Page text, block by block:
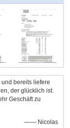
und bereits liefere
der glücklich ist.
Geschäft zu
—— Nicolas